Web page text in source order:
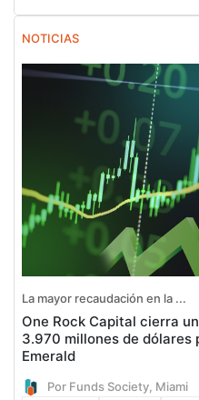
NOTICIAS
La mayor recaudación en la ...
One Rock Capital cierra
3.970 millones de dólares
Emerald
Por Funds Society, Miami